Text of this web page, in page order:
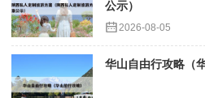
公示）
2026-08-05
华山自由行攻略（